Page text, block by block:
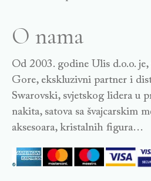
O nama
Od 2003. godine Ulis d.o.o.
Gore, ekskluzivni partner i
Swarovski, svjetskog lidera u
nakita, satova sa švajcarskim
aksesoara, kristalnih figura…